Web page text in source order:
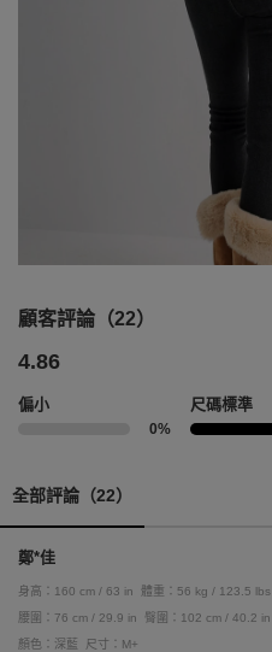
顧客評論（22）
4.86
偏小
0%
尺碼標準
全部評論（22）
鄭*佳
身高：160 cm / 63 in 體重：56 kg / 123.5 lbs
腰圍：76 cm / 29.9 in
臀圍：102 cm / 40.2 in
顏色：深藍
尺寸：M+